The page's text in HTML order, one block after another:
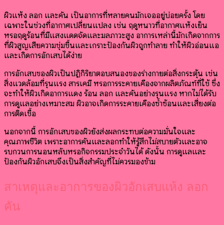
ผิวแห้ง ลอก และคัน เป็นอาการที่หลายคนมักเจออยู่บ่อยครั้ง โดย
เฉพาะในช่วงที่อากาศเปลี่ยนแปลง เช่น ฤดูหนาวที่อากาศแห้งเย็น
หรือฤดูร้อนที่มีแสงแดดจัดและมลภาวะสูง อาการเหล่านี้มักเกิดจากการ
ที่ผิวสูญเสียความชุ่มชื้นและเกราะป้องกันผิวถูกทำลาย ทำให้ผิวอ่อนแอ
และเกิดการอักเสบได้ง่าย
การอักเสบของผิวเป็นปฏิกิริยาตอบสนองของร่างกายต่อสิ่งกระตุ้น เช่น
สิ่งแวดล้อมที่รุนแรง สารเคมี หรือการระคายเคืองจากผลิตภัณฑ์ที่ใช้ ซึ่ง
จะทำให้ผิวเกิดอาการแดง ร้อน ลอก และคันอย่างรุนแรง หากไม่ได้รับ
การดูแลอย่างเหมาะสม ผิวอาจเกิดการระคายเคืองซ้ำซ้อนและเสี่ยงต่อ
การติดเชื้อ
นอกจากนี้ การอักเสบของผิวยังส่งผลกระทบต่อความมั่นใจและ
คุณภาพชีวิต เพราะอาการคันและลอกทำให้รู้สึกไม่สบายตัวและอาจ
รบกวนการนอนหลับหรือกิจกรรมประจำวันได้ ดังนั้น การดูแลและ
ป้องกันผิวอักเสบจึงเป็นสิ่งสำคัญที่ไม่ควรมองข้าม
สาเหตุและอาการของผิวอักเสบแห้ง ลอก
คัน